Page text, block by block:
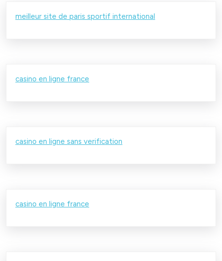
meilleur site de paris sportif international
casino en ligne france
casino en ligne sans verification
casino en ligne france